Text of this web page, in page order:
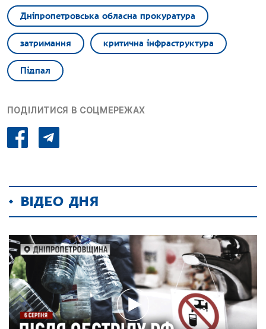
Дніпропетровська обласна прокуратура
затримання критична інфраструктура
Підпал
ПОДІЛИТИСЯ В СОЦМЕРЕЖАХ
ВІДЕО ДНЯ